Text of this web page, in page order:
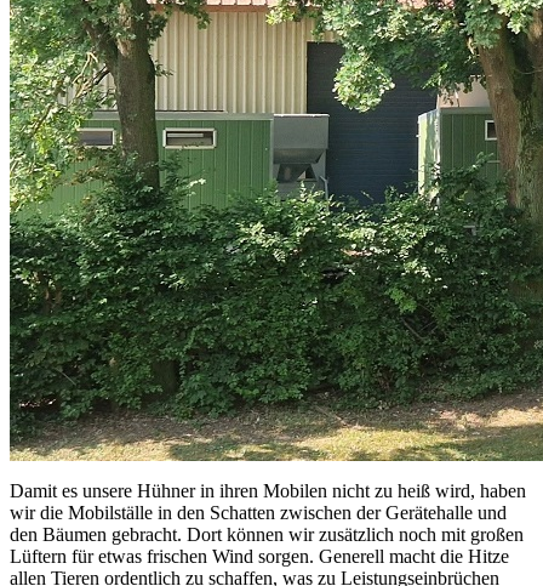
Damit es unsere Hühner in ihren Mobilen nicht zu heiß wird, haben
wir die Mobilställe in den Schatten zwischen der Gerätehalle und
den Bäumen gebracht. Dort können wir zusätzlich noch mit großen
Lüftern für etwas frischen Wind sorgen. Generell macht die Hitze
allen Tieren ordentlich zu schaffen, was zu Leistungseinbrüchen